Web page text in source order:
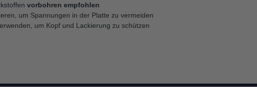
vorbohren empfohlen
um Spannungen in der Platte zu vermeiden
um Kopf und Lackierung zu schützen